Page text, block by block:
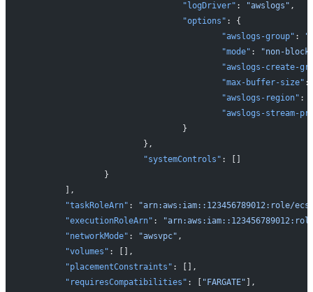
				"logDriver"
: "awslogs" ,
				"options"
: {
					"awslogs-group"
:
					"mode"
:
"non-
"awslogs-create-
					"max-buffer-size"
					"awslogs-region"
:
"awslogs-stream-
				}
			},
			"systemControls"
: []
		}
	],
	"taskRoleArn"
:
"arn:aws:iam::123456789012:role/
	"executionRoleArn"
:
	"networkMode"
: "awsvpc" ,
	"volumes"
: [],
	"placementConstraints"
: [],
	"requiresCompatibilities"
: [ "FARGATE" ],